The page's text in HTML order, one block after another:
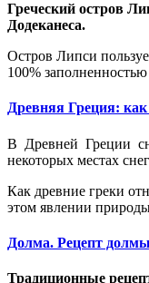
Греческий остров
Додеканеса.
Остров Липси
100%
Древняя Греция: как
В Древней Греции
некоторых местах
Как древние греки
этом явлении
Долма. Рецепт
Традиционные